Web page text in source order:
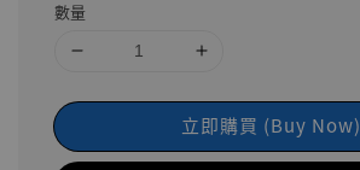
數量
立即購買 (Buy Now)